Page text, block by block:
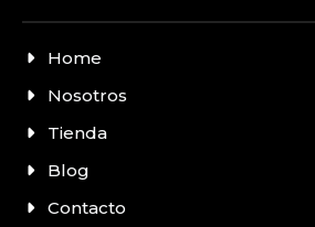
Home
Nosotros
Tienda
Blog
Contacto